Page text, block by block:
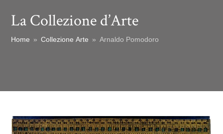
La Collezione d’Arte
Home » Collezione Arte » Arnaldo Pomodoro